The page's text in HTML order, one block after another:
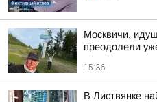
Москвичи,
преодолели
15:36
В Листвянке